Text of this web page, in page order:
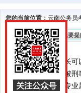
您的当前位置： 云南公务员
在线咨询 我要
请问当过半年班长可
你好，我的母亲被刑
信息与计算科学专